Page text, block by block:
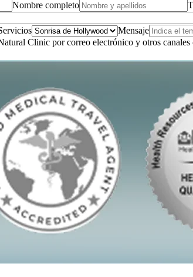
Nombre completo
Mensaje
Clinic por correo electrónico y otros